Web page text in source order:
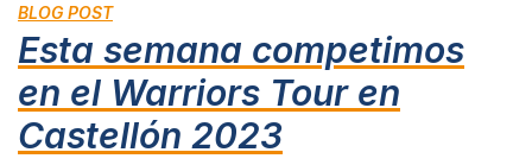
BLOG POST
Esta semana competimos
en el Warriors Tour en
Castellón 2023